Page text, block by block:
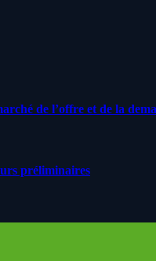
de l’offre et de la
préliminaires